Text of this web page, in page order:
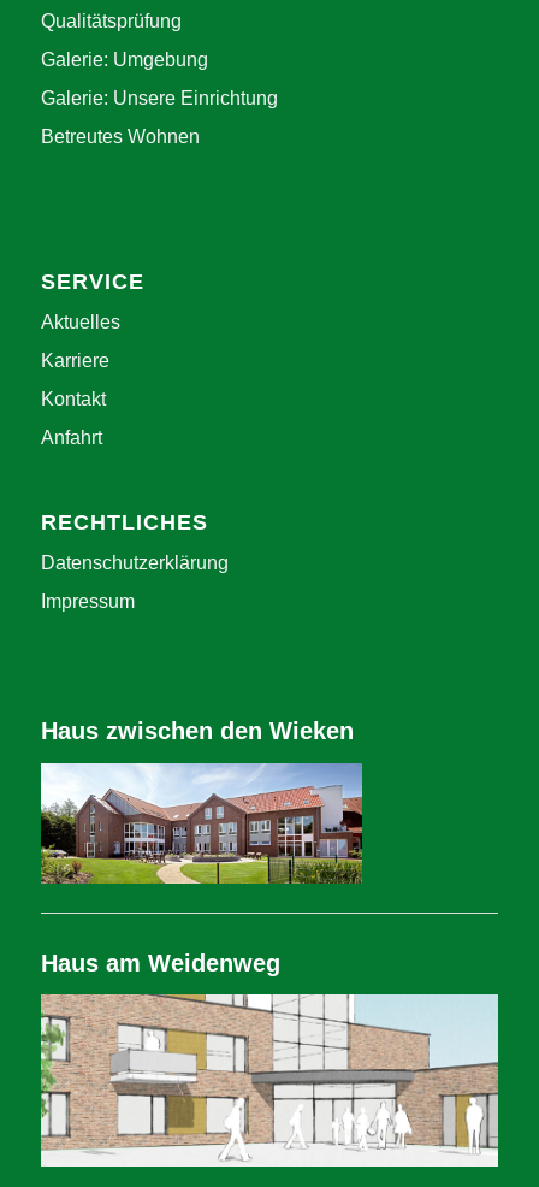
Qualitätsprüfung
Galerie: Umgebung
Galerie: Unsere Einrichtung
Betreutes Wohnen
SERVICE
Aktuelles
Karriere
Kontakt
Anfahrt
RECHTLICHES
Datenschutzerklärung
Impressum
Haus zwischen den Wieken
Haus am Weidenweg